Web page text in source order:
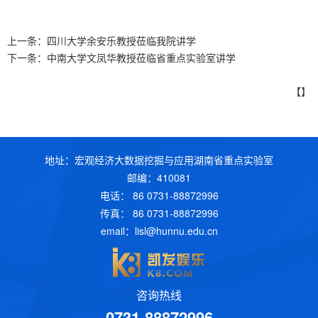
上一条： 四川大学余安乐教授莅临我院讲学
下一条： 中南大学文凤华教授莅临省重点实验室讲学
【】
地址：宏观经济大数据挖掘与应用湖南省重点实验室
邮编：410081
电话： 86 0731-88872996
传真： 86 0731-88872996
email： lisl@hunnu.edu.cn
咨询热线